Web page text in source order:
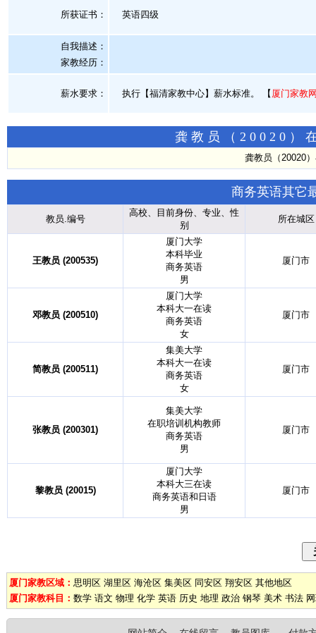
所获证书 ： 英语四级
自我描述：
家教经历：
薪水要求： 执行【福清家教中心】薪水标准。 【 厦门家教
龚教员（20020）
龚教员（20020
商务英语其它
教员.编号
高校、目前身份、专业、性
别
所在城区
王教员 (200535)
厦门大学
本科毕业
商务英语
男
厦门市
邓教员 (200510)
厦门大学
本科大一在读
商务英语
女
厦门市
简教员 (200511)
集美大学
本科大一在读
商务英语
女
厦门市
张教员 (200301)
集美大学
在职培训机构教师
商务英语
男
厦门市
黎教员 (20015)
厦门大学
本科大三在读
商务英语和日语
男
厦门市
厦门家教区域： 思明区 湖里区 海沧区 集美区 同安区 翔安区 其他地区
厦门家教科目： 数学 语文 物理 化学 英语 历史 地理 政治 钢琴 美术 书法